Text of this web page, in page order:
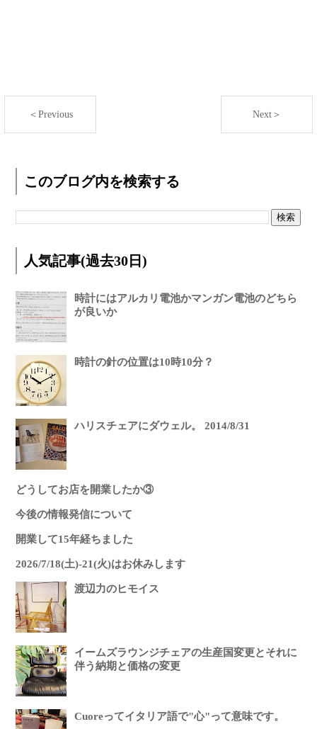
＜Previous Next＞
このブログ内を検索する
人気記事(過去30日)
時計にはアルカリ電池かマンガン電池のどちら
が良いか
時計の針の位置は10時10分？
ハリスチェアにダウェル。 2014/8/31
どうしてお店を開業したか③
今後の情報発信について
開業して15年経ちました
2026/7/18(土)-21(火)はお休みします
渡辺力のヒモイス
イームズラウンジチェアの生産国変更とそれに
伴う納期と価格の変更
Cuoreってイタリア語で"心"って意味です。